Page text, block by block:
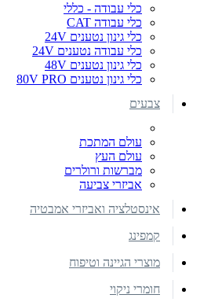
כלי עבודה - כללי
כלי עבודה CAT
כלי גינון נטענים 24V
כלי עבודה נטענים 24V
כלי גינון נטענים 48V
כלי גינון נטענים 80V PRO
צבעים
עולם המתכת
עולם העץ
מברשות ורולרים
אביזרי צביעה
אינסטלציה ואביזרי אמבטיה
קמפינג
מוצרי הגיינה וטיפוח
חומרי ניקוי